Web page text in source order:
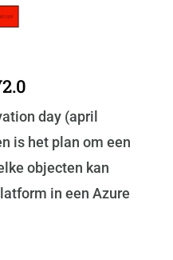
day (april
is het plan om een
objecten kan
in een Azure